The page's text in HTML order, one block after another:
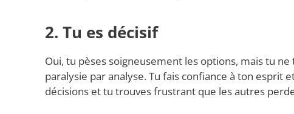
2. Tu es décisif
Oui, tu pèses soigneusement les options, mais tu
paralysie par analyse. Tu fais confiance à ton esprit
décisions et tu trouves frustrant que les autres